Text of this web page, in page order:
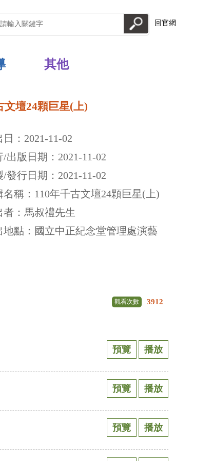
回官網
其他
文壇24顆巨星(上)
日：2021-11-02
/出版日期：2021-11-02
/發行日期：2021-11-02
名稱：110年千古文壇24顆巨星(上)
者：馬叔禮先生
地點：國立中正紀念堂管理處演藝
觀看次數 3912
預覽 播放
預覽 播放
預覽 播放